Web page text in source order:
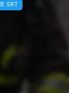
📄 SRT